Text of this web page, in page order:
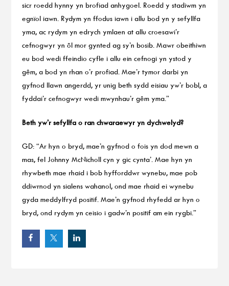
sicr roedd hynny yn brofiad anhygoel. Roedd y stadiwm yn
egnïol iawn. Rydym yn ffodus iawn i allu bod yn y sefyllfa
yma, ac rydym yn edrych ymlaen at allu croesawi’r
cefnogwyr yn ôl mor gynted ag sy’n bosib. Mawr obeithiwn
eu bod wedi ffeindio cyfle i allu ein cefnogi yn ystod y
gêm, a bod yn rhan o’r profiad. Mae’r tymor darbi yn
gyfnod llawn angerdd, yr unig beth sydd eisiau yw’r bobl, a
fyddai’r cefnogwyr wedi mwynhau’r gêm yma.”
Beth yw’r sefyllfa o ran chwaraewyr yn dychwelyd?
GD: “Ar hyn o bryd, mae’n gyfnod o fois yn dod mewn a
mas, fel Johnny McNicholl cyn y gic cynta’. Mae hyn yn
rhywbeth mae rhaid i bob hyfforddwr wynebu, mae pob
ddiwrnod yn sialens wahanol, ond mae rhaid ei wynebu
gyda meddylfryd positif. Mae’n gyfnod rhyfedd ar hyn o
bryd, ond rydym yn ceisio i gadw’n positif am ein rygbi.”